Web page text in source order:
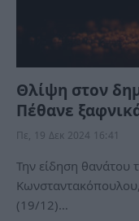
Θλίψη στον
Πέθανε
Πε, 19 Δεκ 2024 16:41
Την είδηση θανάτου
(19/12)…